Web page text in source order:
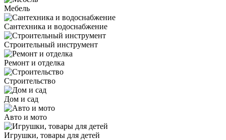
Мебель
Сантехника и водоснабжение
Строительный инструмент
Ремонт и отделка
Строительство
Дом и сад
Авто и мото
Игрушки, товары для детей